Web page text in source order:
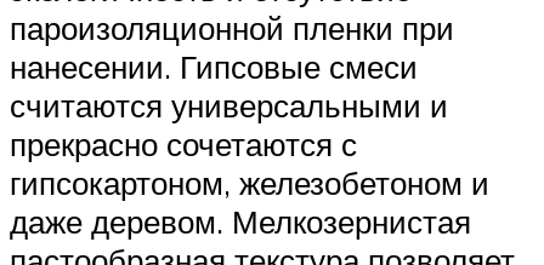
пароизоляционной пленки при
нанесении. Гипсовые смеси
считаются универсальными и
прекрасно сочетаются с
гипсокартоном, железобетоном и
даже деревом. Мелкозернистая